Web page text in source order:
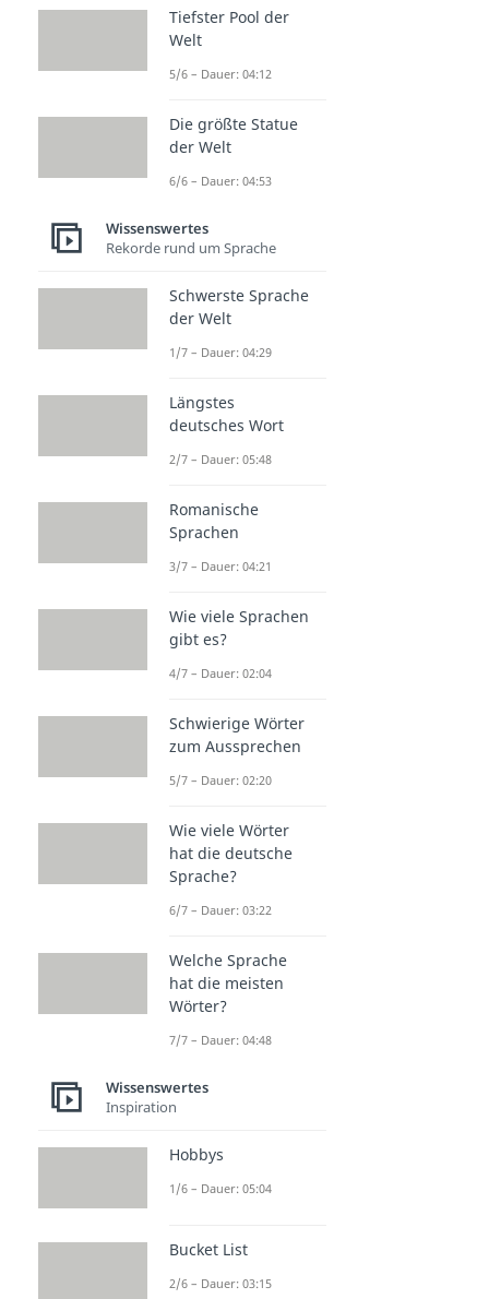
Tiefster Pool der
Welt
5/6 – Dauer: 04:12
Die größte Statue
der Welt
6/6 – Dauer: 04:53
Wissenswertes
Rekorde rund um Sprache
Schwerste Sprache
der Welt
1/7 – Dauer: 04:29
Längstes
deutsches Wort
2/7 – Dauer: 05:48
Romanische
Sprachen
3/7 – Dauer: 04:21
Wie viele Sprachen
gibt es?
4/7 – Dauer: 02:04
Schwierige Wörter
zum Aussprechen
5/7 – Dauer: 02:20
Wie viele Wörter
hat die deutsche
Sprache?
6/7 – Dauer: 03:22
Welche Sprache
hat die meisten
Wörter?
7/7 – Dauer: 04:48
Wissenswertes
Inspiration
Hobbys
1/6 – Dauer: 05:04
Bucket List
2/6 – Dauer: 03:15